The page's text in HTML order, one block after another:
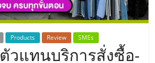
Products Review SMEs
วแทนบริการสั่งซื้อ-